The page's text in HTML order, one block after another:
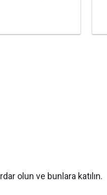
olun ve bunlara katılın.